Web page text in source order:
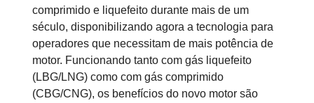
comprimido e liquefeito durante mais de um
século, disponibilizando agora a tecnologia para
operadores que necessitam de mais potência de
motor. Funcionando tanto com gás liquefeito
(LBG/LNG) como com gás comprimido
(CBG/CNG), os benefícios do novo motor são